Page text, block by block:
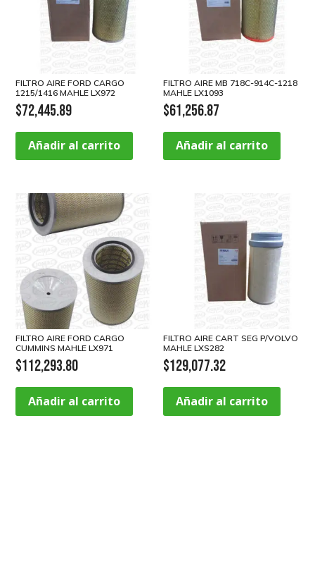
FILTRO AIRE FORD CARGO
1215/1416 MAHLE LX972
$72,445.89
Añadir al carrito
FILTRO AIRE MB 718C-914C-1218
MAHLE LX1093
$61,256.87
Añadir al carrito
FILTRO AIRE FORD CARGO
CUMMINS MAHLE LX971
$112,293.80
Añadir al carrito
FILTRO AIRE CART SEG P/VOLVO
MAHLE LXS282
$129,077.32
Añadir al carrito